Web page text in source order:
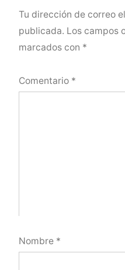
Tu dirección de correo
publicada. Los campos
marcados con *
Comentario *
Nombre *